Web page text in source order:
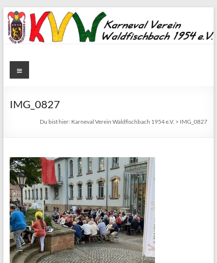
Zum
Inhalt
springen
Karneval
Waldfischbach
1954
Karneval
Verein
Waldfischbach
1954
e.V.
Menü
IMG_0827
Du bist hier: Karneval Verein Waldfischbach 1954 e.V. > IMG_0827